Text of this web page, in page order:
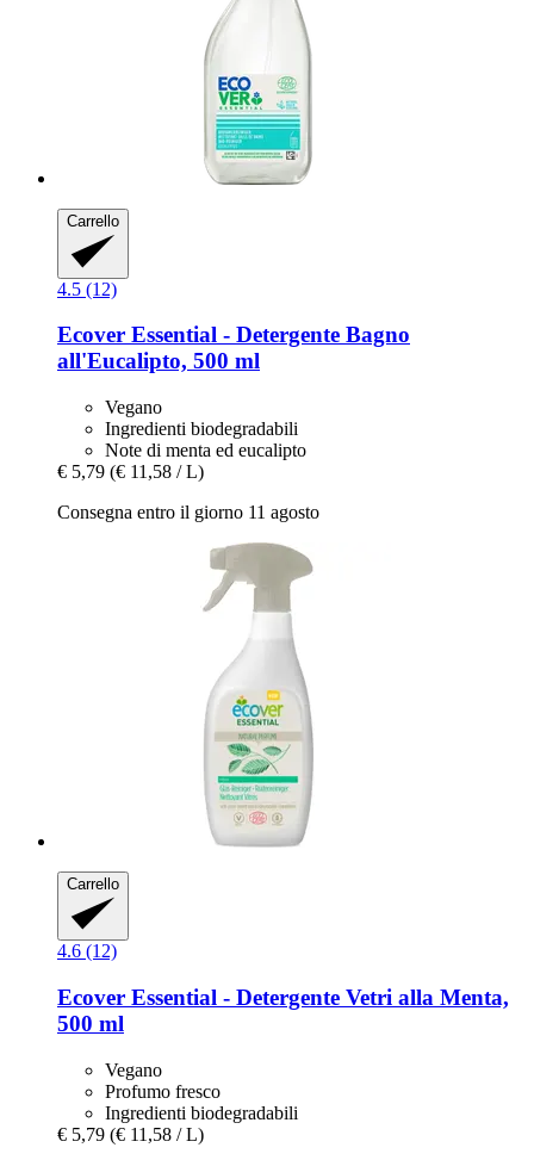
Carrello
4.5 (12)
Ecover Essential -​ Detergente Bagno
all'Eucalipto, 500 ml
Vegano
Ingredienti biodegradabili
Note di menta ed eucalipto
€ 5,79 (€ 11,58 / L)
Consegna entro il giorno 11 agosto
Carrello
4.6 (12)
Ecover Essential -​ Detergente Vetri alla Menta,
500 ml
Vegano
Profumo fresco
Ingredienti biodegradabili
€ 5,79 (€ 11,58 / L)